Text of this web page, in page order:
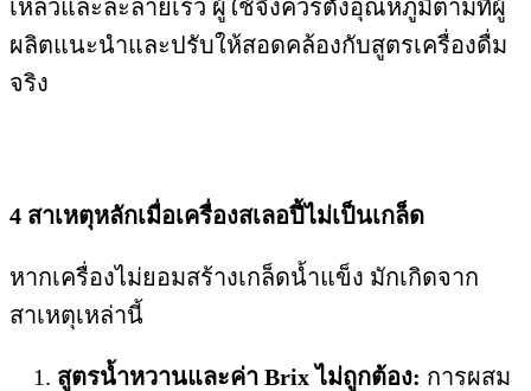
เหลวและละลายเร็ว ผู้ใช้จึงควรตั้งอุณหภูมิตามที่ผู้
ผลิตแนะนำและปรับให้สอดคล้องกับสูตรเครื่องดื่ม
จริง
4 สาเหตุหลักเมื่อเครื่องสเลอปี้ไม่เป็นเกล็ด
หากเครื่องไม่ยอมสร้างเกล็ดน้ำแข็ง มักเกิดจาก
สาเหตุเหล่านี้
สูตรน้ำหวานและค่า Brix ไม่ถูกต้อง: การผสม